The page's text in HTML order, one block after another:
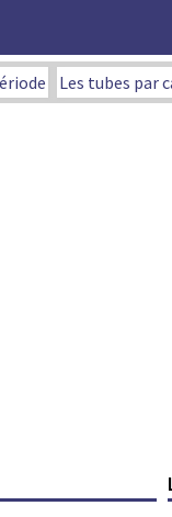
Les tubes par